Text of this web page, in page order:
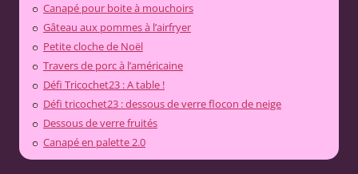
Canapé pour boite à mouchoirs
Gâteau aux pommes à l’airfryer
Petite cloche de Noël
Travers de porc à l’américaine
Défi Tricochet23 : A table !
Défi tricochet23 : dessous de verre flocon de neige
Dessous de verre fruités
Canapé en palette 2.0